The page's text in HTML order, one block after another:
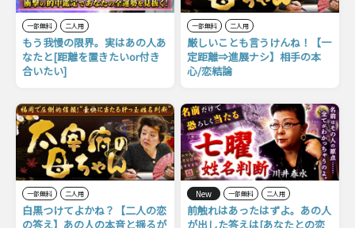
一部無料 二人用
もう我慢の限界。実はあの人あ
なたと[距離を置きたいor付き
合いたい]
一部無料 二人用
厳しいことも言うけんね！【一
定距離⇒進展ナシ】相手の本
心/恋結論
一部無料 二人用
白黒つけてよかね？【二人の恋
の答え】あの人の本音と揺るが
New 一部無料 二人用
前触れはあったはずよ。あの人
が出した答えは[あなたとの恋